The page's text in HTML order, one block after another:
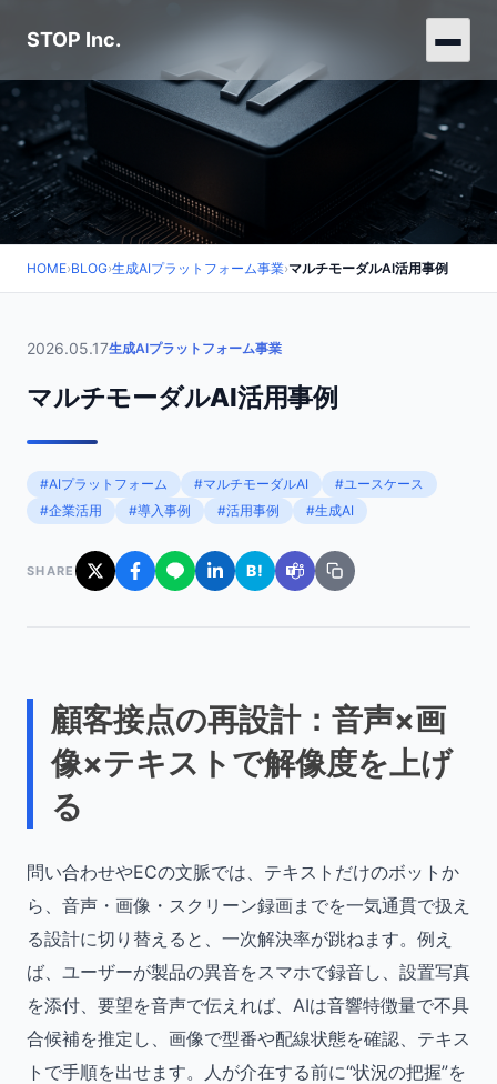
STOP Inc.
HOME›BLOG›生成AIプラットフォーム事業›マルチモーダルAI活用事例
2026.05.17生成AIプラットフォーム事業
マルチモーダルAI活用事例
#AIプラットフォーム #マルチモーダルAI
#ユースケース
#企業活用
#導入事例 #活用事例 #生成AI
SHARE B!
顧客接点の再設計：音声×画
像×テキストで解像度を上げ
る
問い合わせやECの文脈では、テキストだけのボットか
ら、音声・画像・スクリーン録画までを一気通貫で扱え
る設計に切り替えると、一次解決率が跳ねます。例え
ば、ユーザーが製品の異音をスマホで録音し、設置写真
を添付、要望を音声で伝えれば、AIは音響特徴量で不具
合候補を推定し、画像で型番や配線状態を確認、テキス
トで手順を出せます。人が介在する前に“状況の把握”を